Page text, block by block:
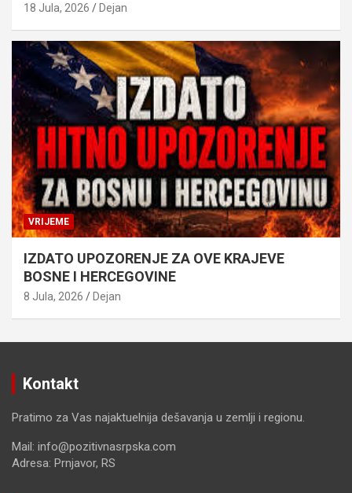
18 Jula, 2026 Dejan
VRIJEME
IZDATO UPOZORENJE ZA OVE KRAJEVE
BOSNE I HERCEGOVINE
8 Jula, 2026 Dejan
Kontakt
Pratimo za Vas najaktuelnija dešavanja u zemlji i regionu.
Mail: info@pozitivnasrpska.com
Adresa: Prnjavor, RS